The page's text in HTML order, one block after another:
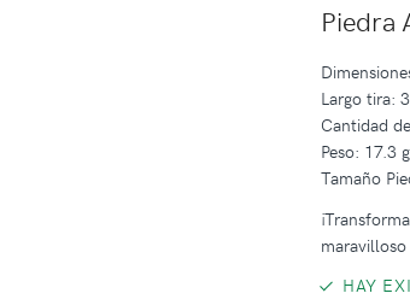
Piedra
Largo tira:
Cantidad
Peso: 17.3
Tamaño
HAY